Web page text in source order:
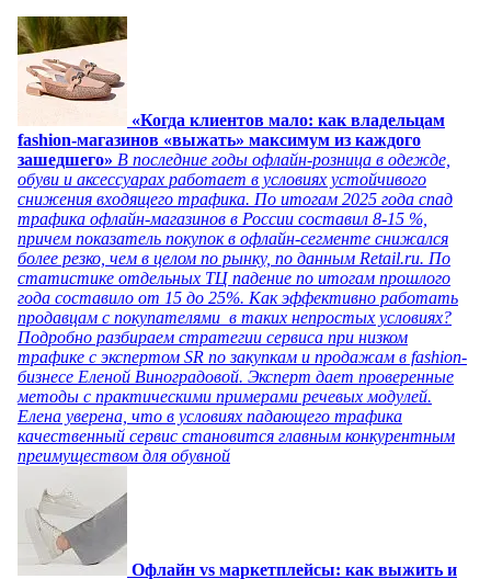
«Когда клиентов мало: как владельцам
fashion-магазинов «выжать» максимум из каждого
зашедшего» В последние годы офлайн-розница в одежде,
обуви и аксессуарах работает в условиях устойчивого
снижения входящего трафика. По итогам 2025 года спад
трафика офлайн-магазинов в России составил 8-15 %,
причем показатель покупок в офлайн-сегменте снижался
более резко, чем в целом по рынку, по данным Retail.ru. По
статистике отдельных ТЦ падение по итогам прошлого
года составило от 15 до 25%. Как эффективно работать
продавцам с покупателями в таких непростых условиях?
Подробно разбираем стратегии сервиса при низком
трафике с экспертом SR по закупкам и продажам в fashion-
бизнесе Еленой Виноградовой. Эксперт дает проверенные
методы с практическими примерами речевых модулей.
Елена уверена, что в условиях падающего трафика
качественный сервис становится главным конкурентным
преимуществом для обувной
Офлайн vs маркетплейсы: как выжить и